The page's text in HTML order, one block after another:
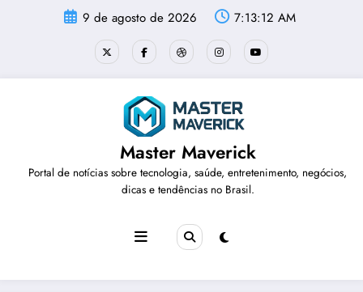
9 de agosto de 2026 7:13:13 AM
Master Maverick
Portal de notícias sobre tecnologia, saúde, entretenimento, negócios,
dicas e tendências no Brasil.